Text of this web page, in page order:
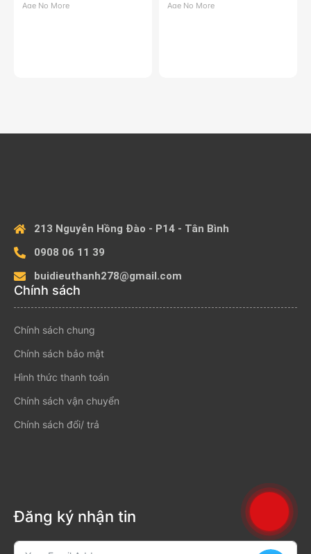
Age No More Age No More
213 Nguyễn Hồng Đào - P14 - Tân Bình
0908 06 11 39
buidieuthanh278@gmail.com
Chính sách
Chính sách chung
Chính sách bảo mật
Hình thức thanh toán
Chính sách vận chuyển
Chính sách đổi/ trả
Đăng ký nhận tin